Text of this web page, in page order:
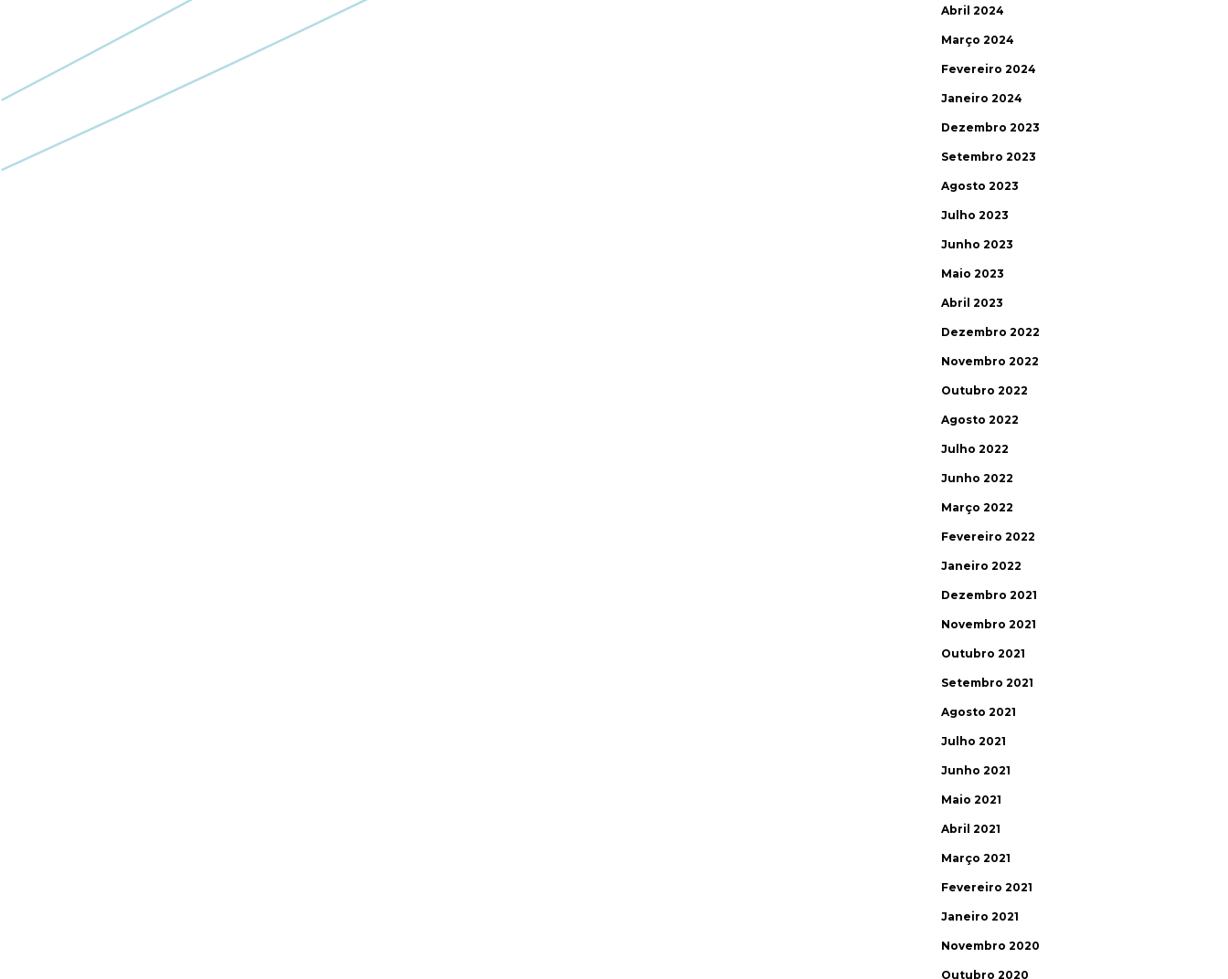
Abril 2024
Março 2024
Fevereiro 2024
Janeiro 2024
Dezembro 2023
Setembro 2023
Agosto 2023
Julho 2023
Junho 2023
Maio 2023
Abril 2023
Dezembro 2022
Novembro 2022
Outubro 2022
Agosto 2022
Julho 2022
Junho 2022
Março 2022
Fevereiro 2022
Janeiro 2022
Dezembro 2021
Novembro 2021
Outubro 2021
Setembro 2021
Agosto 2021
Julho 2021
Junho 2021
Maio 2021
Abril 2021
Março 2021
Fevereiro 2021
Janeiro 2021
Novembro 2020
Outubro 2020